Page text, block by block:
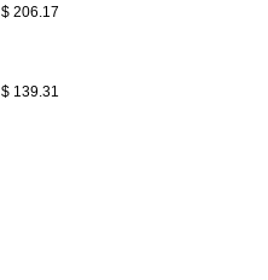
$ 206.17
$ 139.31